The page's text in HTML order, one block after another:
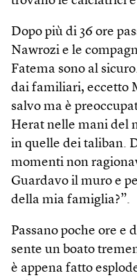
Dopo più di 36 ore
Nawrozi e le
Fatema sono al
dai familiari, eccetto
salvo ma è
Herat nelle mani del
in quelle dei taliban.
momenti non
Guardavo il muro e
della mia famiglia?”.
Passano poche ore e
sente un boato
è appena fatto